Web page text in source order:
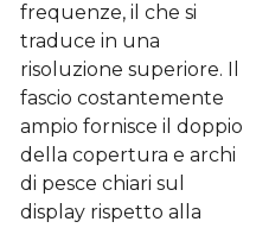
frequenze, il che si
traduce in una
risoluzione superiore. Il
fascio costantemente
ampio fornisce il doppio
della copertura e archi
di pesce chiari sul
display rispetto alla